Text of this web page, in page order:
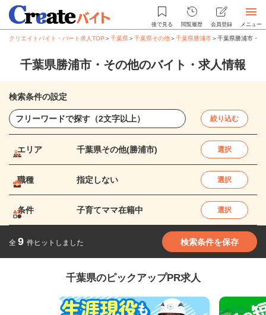
後で見る 閲覧履歴 会員登録 メニュー
クリエイトバイト・パート求人TOP ＞千葉県＞千葉県その他＞千葉県勝浦市＞千葉県勝浦市・
千葉県勝浦市・その他のバイト・求人情報
検索条件の設定
絞り込む
エリア 千葉県その他(勝浦市) 選択
職種 指定しない 選択
条件 子育てママ在籍中 選択
全 9 件ヒットしました 検索条件を保存
千葉県のピックアップPR求人